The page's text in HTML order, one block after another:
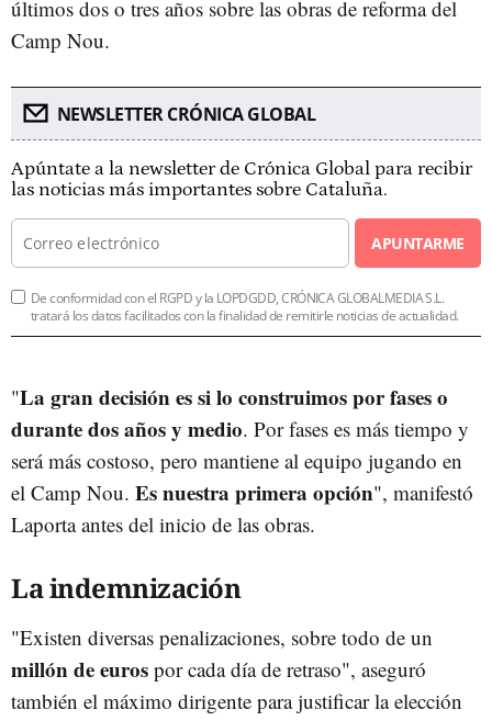
últimos dos o tres años sobre las obras de reforma del
Camp Nou.
NEWSLETTER CRÓNICA GLOBAL
Apúntate a la newsletter de Crónica Global para recibir
las noticias más importantes sobre Cataluña.
APUNTARME
De conformidad con el RGPD y la LOPDGDD, CRÓNICA GLOBALMEDIA S.L.
tratará los datos facilitados con la finalidad de remitirle noticias de actualidad.
"La gran decisión es si lo construimos por fases o
durante dos años y medio. Por fases es más tiempo y
será más costoso, pero mantiene al equipo jugando en
el Camp Nou. Es nuestra primera opción", manifestó
Laporta antes del inicio de las obras.
La indemnización
"Existen diversas penalizaciones, sobre todo de un
millón de euros por cada día de retraso", aseguró
también el máximo dirigente para justificar la elección